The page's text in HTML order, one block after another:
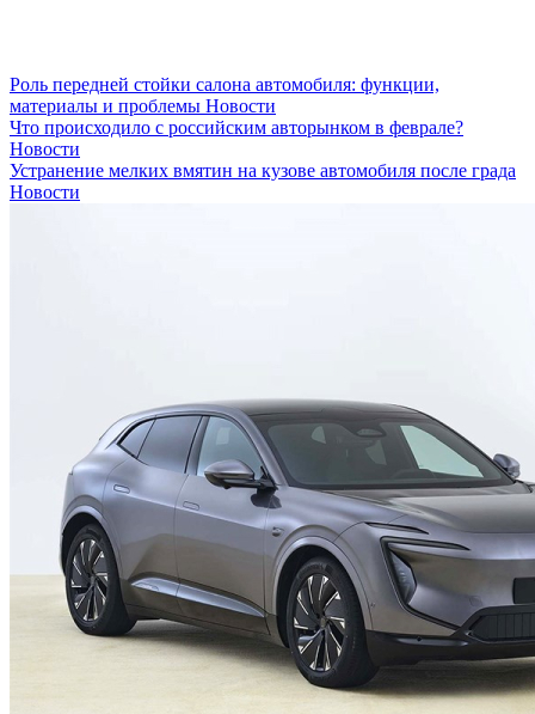
Роль передней стойки салона автомобиля: функции,
материалы и проблемы Новости
Что происходило с российским авторынком в феврале?
Новости
Устранение мелких вмятин на кузове автомобиля после града
Новости